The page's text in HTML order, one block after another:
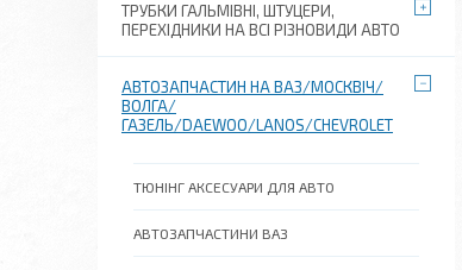
ТРУБКИ ГАЛЬМІВНІ, ШТУЦЕРИ,
ПЕРЕХІДНИКИ НА ВСІ РІЗНОВИДИ АВТО
АВТОЗАПЧАСТИН НА ВАЗ/МОСКВІЧ/
ВОЛГА/
ГАЗЕЛЬ/DAEWOO/LANOS/CHEVROLET
ТЮНІНГ АКСЕСУАРИ ДЛЯ АВТО
АВТОЗАПЧАСТИНИ ВАЗ